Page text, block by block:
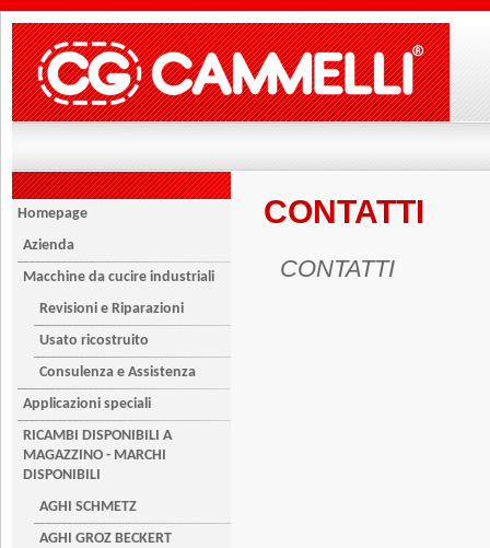
Homepage
Azienda
Macchine da cucire industriali
Revisioni e Riparazioni
Usato ricostruito
Consulenza e Assistenza
Applicazioni speciali
RICAMBI DISPONIBILI A
MAGAZZINO - MARCHI
DISPONIBILI
AGHI SCHMETZ
AGHI GROZ BECKERT
CONTATTI
CONTATTI